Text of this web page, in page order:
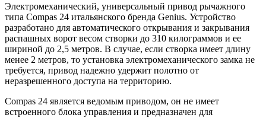
Электромеханический, универсальный привод рычажного
типа Compas 24 итальянского бренда Genius. Устройство
разработано для автоматического открывания и закрывания
распашных ворот весом створки до 310 килограммов и ее
шириной до 2,5 метров. В случае, если створка имеет длину
менее 2 метров, то установка электромеханического замка не
требуется, привод надежно удержит полотно от
неразрешенного доступа на территорию.
Compas 24 является ведомым приводом, он не имеет
встроенного блока управления и предназначен для